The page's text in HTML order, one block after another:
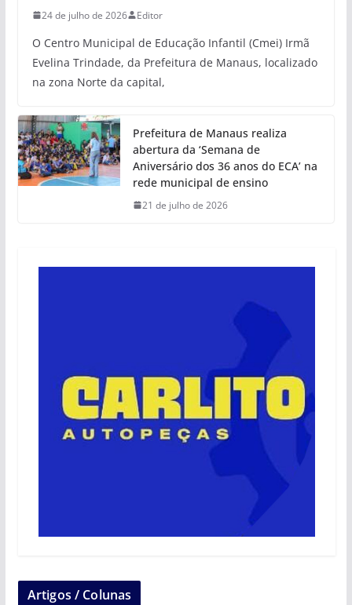
24 de julho de 2026 Editor
O Centro Municipal de Educação Infantil (Cmei) Irmã
Evelina Trindade, da Prefeitura de Manaus, localizado
na zona Norte da capital,
Prefeitura de Manaus realiza
abertura da ‘Semana de
Aniversário dos 36 anos do ECA’ na
rede municipal de ensino
21 de julho de 2026
Artigos / Colunas